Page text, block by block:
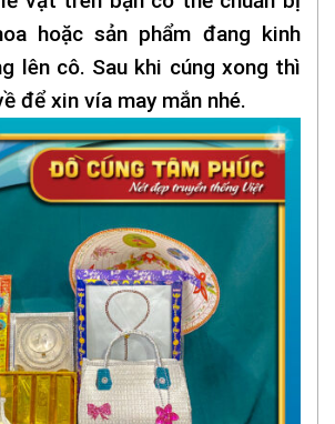
hoặc sản phẩm đang kinh
lên cô. Sau khi cúng xong thì
để xin vía may mắn nhé.